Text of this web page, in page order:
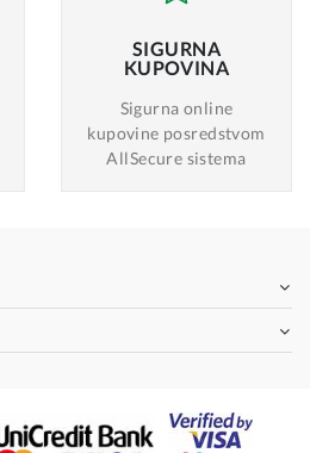
SIGURNA
KUPOVINA
Sigurna online
kupovine posredstvom
AllSecure sistema